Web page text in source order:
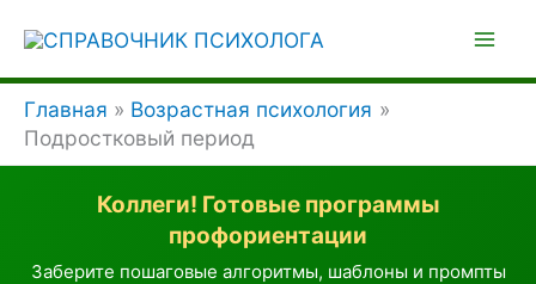
Главная
Возрастная психология
Подростковый период
Коллеги! Готовые программы
профориентации
Заберите пошаговые алгоритмы, шаблоны и промпты